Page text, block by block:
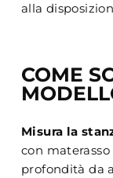
alla
COME
Misura la
con
profondità da